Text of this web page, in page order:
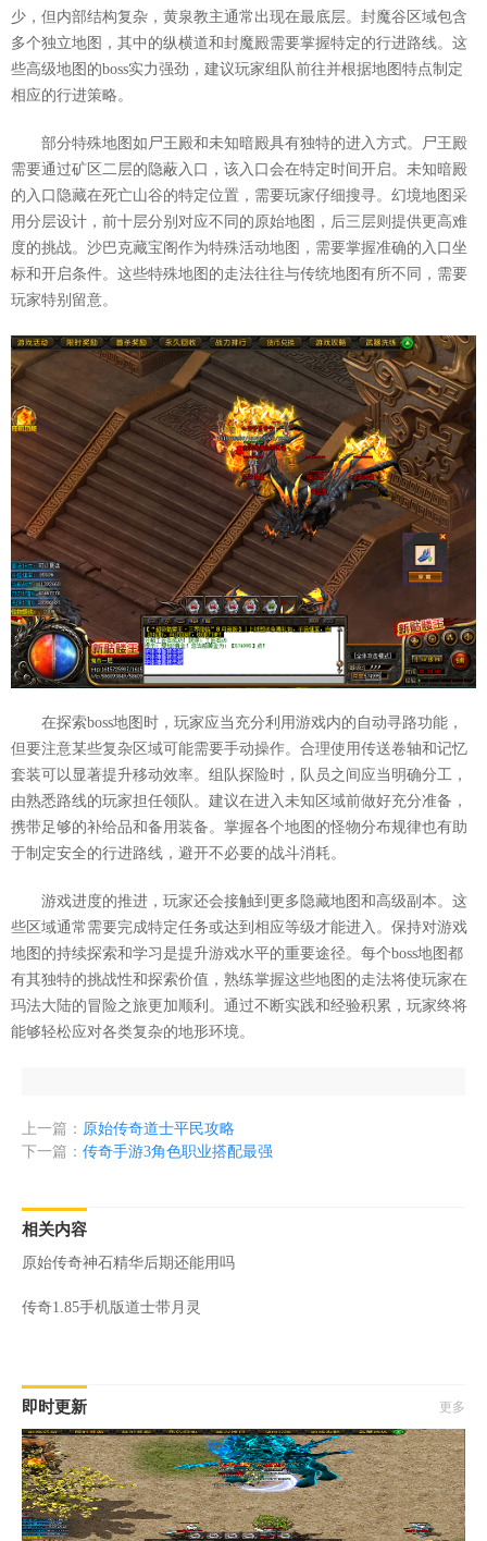
少，但内部结构复杂，黄泉教主通常出现在最底层。封魔谷区域包含
多个独立地图，其中的纵横道和封魔殿需要掌握特定的行进路线。这
些高级地图的boss实力强劲，建议玩家组队前往并根据地图特点制定
相应的行进策略。
部分特殊地图如尸王殿和未知暗殿具有独特的进入方式。尸王殿
需要通过矿区二层的隐蔽入口，该入口会在特定时间开启。未知暗殿
的入口隐藏在死亡山谷的特定位置，需要玩家仔细搜寻。幻境地图采
用分层设计，前十层分别对应不同的原始地图，后三层则提供更高难
度的挑战。沙巴克藏宝阁作为特殊活动地图，需要掌握准确的入口坐
标和开启条件。这些特殊地图的走法往往与传统地图有所不同，需要
玩家特别留意。
在探索boss地图时，玩家应当充分利用游戏内的自动寻路功能，
但要注意某些复杂区域可能需要手动操作。合理使用传送卷轴和记忆
套装可以显著提升移动效率。组队探险时，队员之间应当明确分工，
由熟悉路线的玩家担任领队。建议在进入未知区域前做好充分准备，
携带足够的补给品和备用装备。掌握各个地图的怪物分布规律也有助
于制定安全的行进路线，避开不必要的战斗消耗。
游戏进度的推进，玩家还会接触到更多隐藏地图和高级副本。这
些区域通常需要完成特定任务或达到相应等级才能进入。保持对游戏
地图的持续探索和学习是提升游戏水平的重要途径。每个boss地图都
有其独特的挑战性和探索价值，熟练掌握这些地图的走法将使玩家在
玛法大陆的冒险之旅更加顺利。通过不断实践和经验积累，玩家终将
能够轻松应对各类复杂的地形环境。
上一篇： 原始传奇道士平民攻略
下一篇： 传奇手游3角色职业搭配最强
相关内容
原始传奇神石精华后期还能用吗
传奇1.85手机版道士带月灵
即时更新 更多